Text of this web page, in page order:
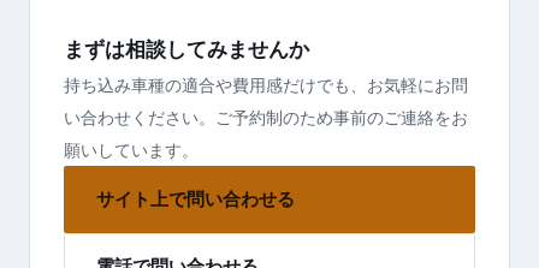
まずは相談してみませんか
持ち込み車種の適合や費用感だけでも、お気軽にお問
い合わせください。ご予約制のため事前のご連絡をお
願いしています。
サイト上で問い合わせる